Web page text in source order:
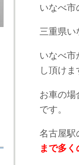
いなべ市
三重県い
いなべ市
し頂けま
お車の場
です。
名古屋駅
まで多